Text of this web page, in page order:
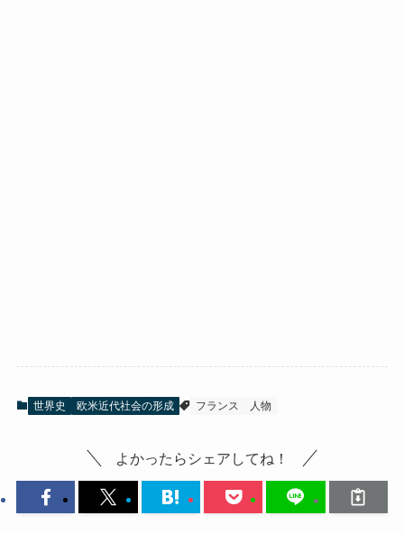
世界史 欧米近代社会の形成 フランス 人物
よかったらシェアしてね！